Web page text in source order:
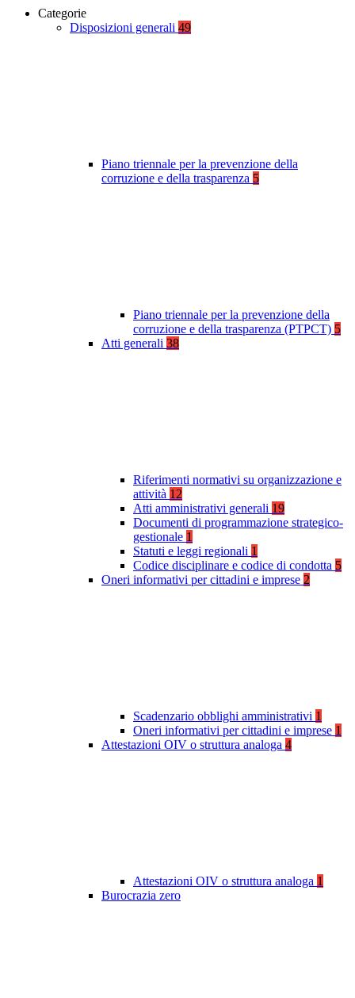
Categorie
Disposizioni generali 49
Piano triennale per la prevenzione della
corruzione e della trasparenza 5
Piano triennale per la prevenzione della
corruzione e della trasparenza (PTPCT) 5
Atti generali 38
Riferimenti normativi su organizzazione e
attività 12
Atti amministrativi generali 19
Documenti di programmazione strategico-
gestionale 1
Statuti e leggi regionali 1
Codice disciplinare e codice di condotta 5
Oneri informativi per cittadini e imprese 2
Scadenzario obblighi amministrativi 1
Oneri informativi per cittadini e imprese 1
Attestazioni OIV o struttura analoga 4
Attestazioni OIV o struttura analoga 1
Burocrazia zero